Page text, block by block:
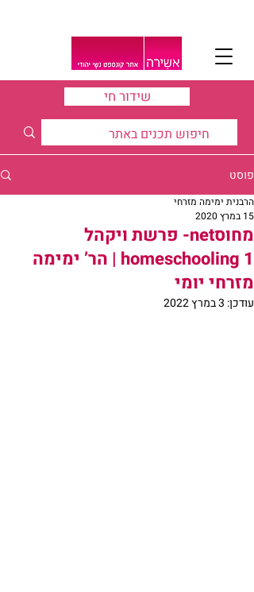
שידור חי
פוסט
מחוסnet- פרשת ויקהל
homeschooling 1 | הר’ ימימה
מזרחי יומי
הרבנית ימימה מזרחי
15 במרץ 2020
עודכן: 3 במרץ 2022